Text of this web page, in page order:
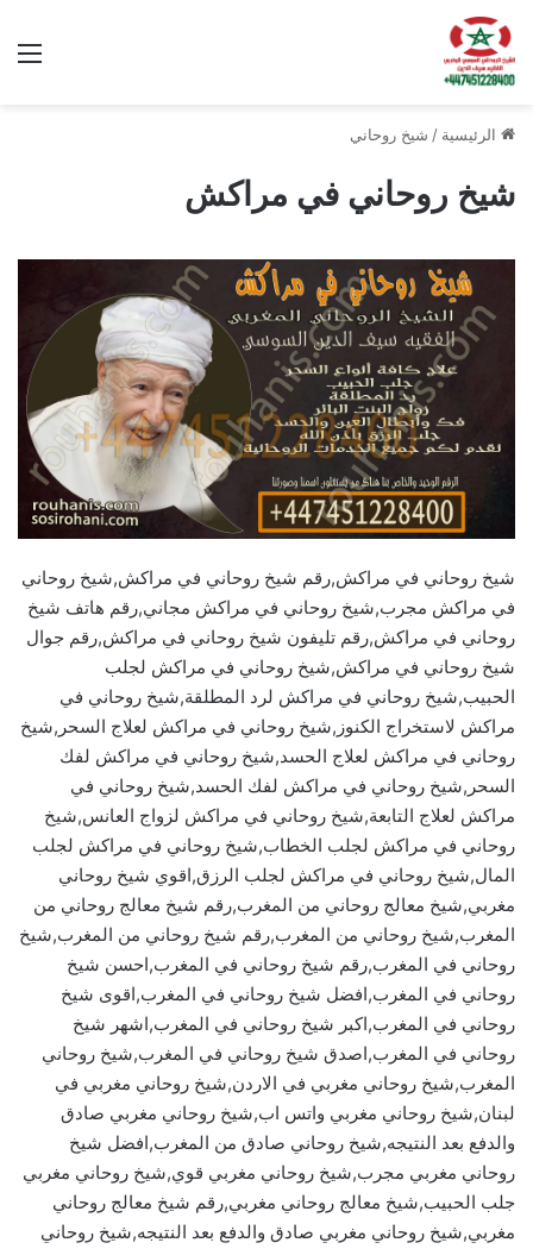
الرئيسية / شيخ روحاني
شيخ روحاني في مراكش
شيخ روحاني في مراكش,رقم شيخ روحاني في مراكش,شيخ روحاني
في مراكش مجرب,شيخ روحاني في مراكش مجاني,رقم هاتف شيخ
روحاني في مراكش,رقم تليفون شيخ روحاني في مراكش,رقم جوال
شيخ روحاني في مراكش,شيخ روحاني في مراكش لجلب
الحبيب,شيخ روحاني في مراكش لرد المطلقة,شيخ روحاني في
مراكش لاستخراج الكنوز,شيخ روحاني في مراكش لعلاج السحر,شيخ
روحاني في مراكش لعلاج الحسد,شيخ روحاني في مراكش لفك
السحر,شيخ روحاني في مراكش لفك الحسد,شيخ روحاني في
مراكش لعلاج التابعة,شيخ روحاني في مراكش لزواج العانس,شيخ
روحاني في مراكش لجلب الخطاب,شيخ روحاني في مراكش لجلب
المال,شيخ روحاني في مراكش لجلب الرزق,اقوي شيخ روحاني
مغربي,شيخ معالج روحاني من المغرب,رقم شيخ معالج روحاني من
المغرب,شيخ روحاني من المغرب,رقم شيخ روحاني من المغرب,شيخ
روحاني في المغرب,رقم شيخ روحاني في المغرب,احسن شيخ
روحاني في المغرب,افضل شيخ روحاني في المغرب,اقوى شيخ
روحاني في المغرب,اكبر شيخ روحاني في المغرب,اشهر شيخ
روحاني في المغرب,اصدق شيخ روحاني في المغرب,شيخ روحاني
المغرب,شيخ روحاني مغربي في الاردن,شيخ روحاني مغربي في
لبنان,شيخ روحاني مغربي واتس اب,شيخ روحاني مغربي صادق
والدفع بعد النتيجه,شيخ روحاني صادق من المغرب,افضل شيخ
روحاني مغربي مجرب,شيخ روحاني مغربي قوي,شيخ روحاني مغربي
جلب الحبيب,شيخ معالج روحاني مغربي,رقم شيخ معالج روحاني
مغربي,شيخ روحاني مغربي صادق والدفع بعد النتيجه,شيخ روحاني